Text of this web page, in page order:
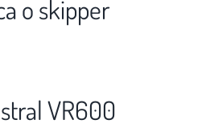
o skipper
VR600